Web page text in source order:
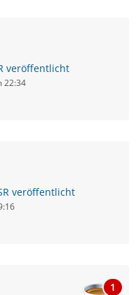
veröffentlicht
22:34
veröffentlicht
1